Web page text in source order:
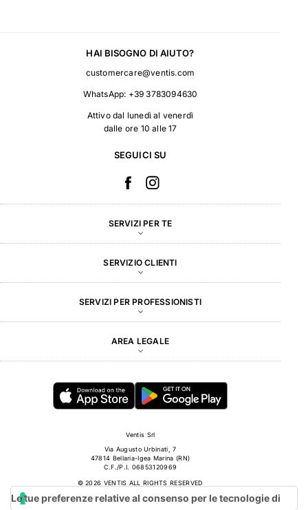
HAI BISOGNO DI AIUTO?
customercare@ventis.com
WhatsApp: +39 3783094630
Attivo dal lunedì al venerdì
dalle ore 10 alle 17
SEGUICI SU
SERVIZI PER TE
SERVIZIO CLIENTI
SERVIZI PER PROFESSIONISTI
AREA LEGALE
Ventis Srl
Via Augusto Urbinati, 7
47814 Bellaria-Igea Marina (RN)
C.F./P.I. 06853120969
© 2026 VENTIS ALL RIGHTS RESERVED
Le tue preferenze relative al consenso per le tecnologie di